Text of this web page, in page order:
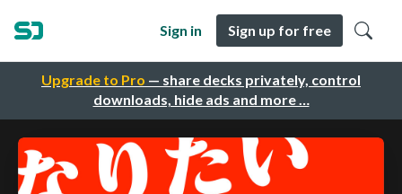
Upgrade to Pro — share decks privately, control
downloads, hide ads and more …
Sign in Sign up for free